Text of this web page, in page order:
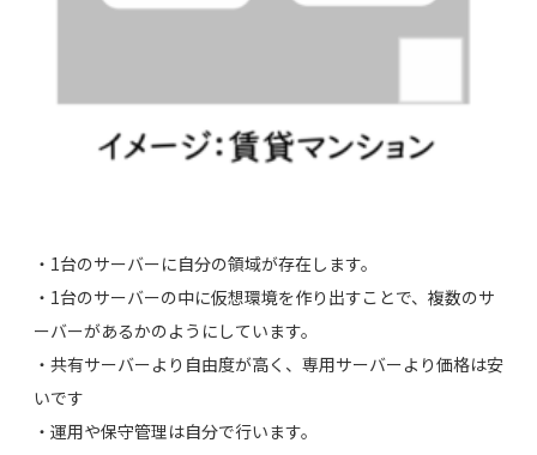
・1台のサーバーに自分の領域が存在します。
・1台のサーバーの中に仮想環境を作り出すことで、複数のサ
ーバーがあるかのようにしています。
・共有サーバーより自由度が高く、専用サーバーより価格は安
いです
・運用や保守管理は自分で行います。